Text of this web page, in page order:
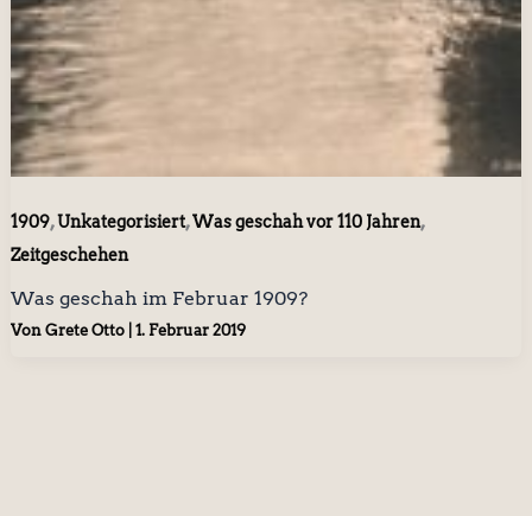
1909,Unkategorisiert,Was geschah vor 110 Jahren,
Zeitgeschehen
Was geschah im Februar 1909?
Von Grete Otto 1. Februar 2019